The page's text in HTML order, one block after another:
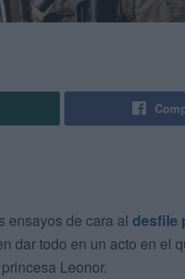
ensayos de cara al desfile
dar todo en un acto en el
Leonor.